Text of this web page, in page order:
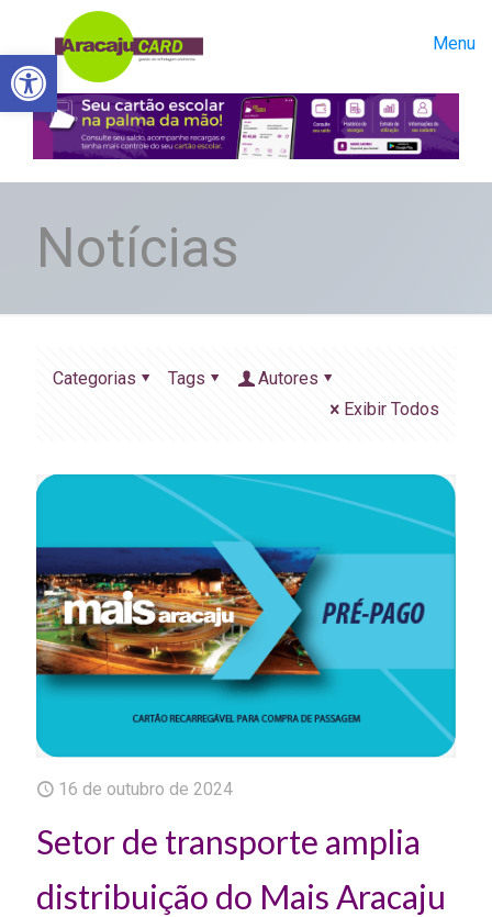
Abrir a barra de ferramentas
Menu
Notícias
Categorias Tags
Autores
Exibir Todos
16 de outubro de 2024
Setor de transporte amplia
distribuição do Mais Aracaju